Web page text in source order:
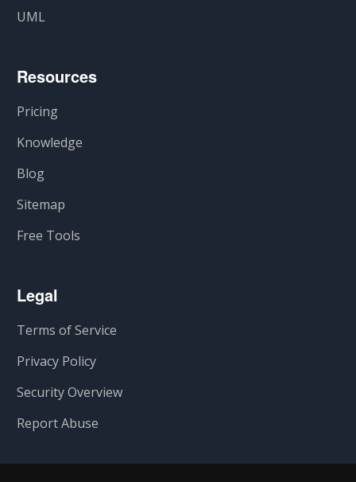
UML
Resources
Pricing
Knowledge
Blog
Sitemap
Free Tools
Legal
Terms of Service
Privacy Policy
Security Overview
Report Abuse